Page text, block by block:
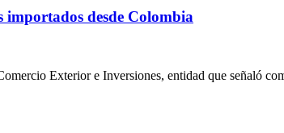
importados desde Colombia
Exterior e Inversiones, entidad que señaló